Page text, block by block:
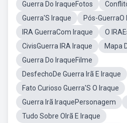
Guerra Do IraqueFotos
Guerra'S Iraque
Pós-GuerraO
IRA GuerraCom Iraque
O
CivisGuerra IRA Iraque
Mapa
Guerra Do IraqueFilme
DesfechoDe Guerra Irã E Iraque
Fato Curioso Guerra'S O Iraque
Guerra Irã IraquePersonagem
Tudo Sobre OIrã E Iraque